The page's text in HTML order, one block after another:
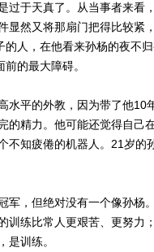
于天真了。从当事者来看
显然又将那扇门把得比较紧
人，在他看来孙杨的夜不归
的最大障碍。
平的外教，因为带了他10
的精力。他可能还觉得自己
不知疲倦的机器人。21岁的
，但绝对没有一个像孙杨
训练比常人更艰苦、更努力
是训练。